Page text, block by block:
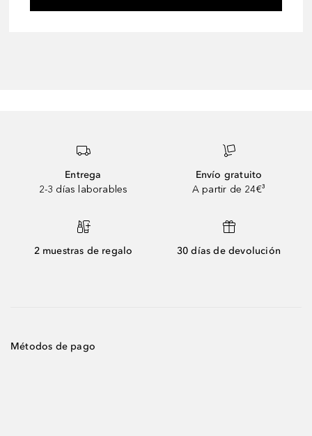
Entrega
2-3 días laborables
Envío gratuito
A partir de 24€³
2 muestras de regalo 30 días de devolución
Métodos de pago